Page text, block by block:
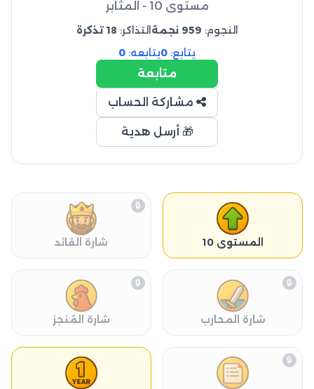
مستوى 10 - المثابر
النجوم: 959 نجمة التذاكر: 18 تذكرة
يتابع: 0يتابعه: 0
متابعة
مشاركة الحساب
🎁 أرسل هدية
المستوى 10 شارة القائد
🔒
شارة المحارب
🔒
شارة المُنجز
🔒
🔒